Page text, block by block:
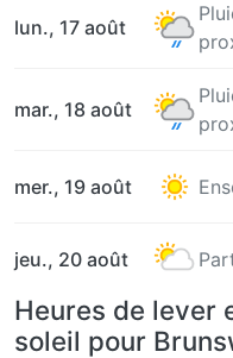
lun., 17 août
mar., 18 août
mer., 19 août
jeu., 20 août
Heures de lever
soleil pour